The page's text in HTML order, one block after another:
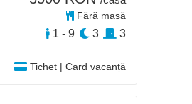
Tichet | Card vacanță
Fără masă
1 - 9 3 3